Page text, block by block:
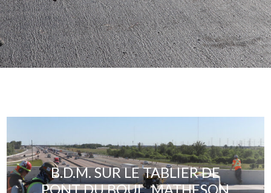
B.D.M. SUR LE TABLIER DE
PONT DU BOUL. MATHESON